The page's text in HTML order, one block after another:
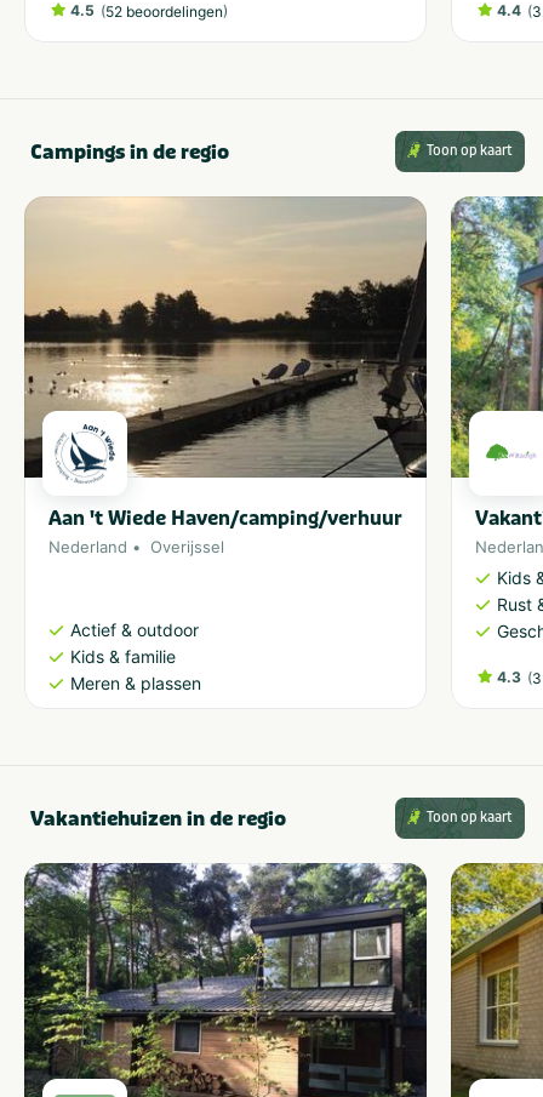
4.5 (52 beoordelingen) 4.4 (
Campings in de regio Toon op kaart
Aan 't Wiede Haven/camping/verhuur
Nederland Overijssel
Actief & outdoor
Kids & familie
Meren & plassen
Kids
Rust
4.3 (
Vakantiehuizen in de regio Toon op kaart